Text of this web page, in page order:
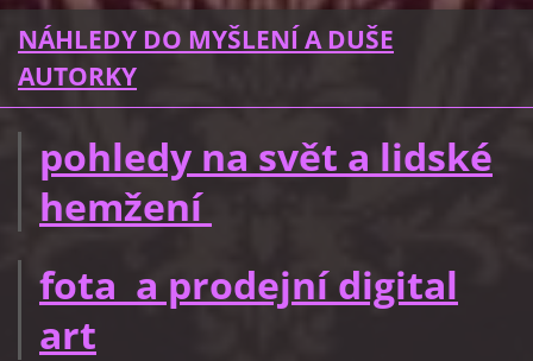
NÁHLEDY DO MYŠLENÍ A DUŠE
AUTORKY
pohledy na svět a lidské
hemžení
fota a prodejní digital
art